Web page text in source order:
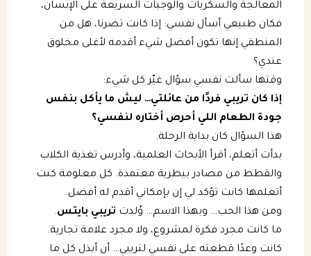
المعالجة والسكريات والوجبات السريعة على الإنسان،
فكان طبيعي أسأل نفسي: إذا كانت تضرنا، هل من
المنطقي إنها تكون أفضل شيء أقدمه لأغلى مخلوق
عندي؟
وقتها سألت نفسي سؤال غيّر كل شيء:
إذا كان تريبي فردًا من عائلتي… ليش ما يأكل بنفس
جودة الطعام اللي أحرص أختاره لنفسي؟
هذا السؤال كان بداية الرحلة.
بدأت أتعلم، أقرأ الأبحاث العلمية، وأدرس تغذية الكلاب
والقطط من مصادر بيطرية معتمدة. كل معلومة كنت
أتعلمها كانت تؤكد لي إن بإمكاني أقدم له أفضل.
ومن هذا الحب… وبهذا الاسم… وُلدت تريبي بايتس.
ما كانت مجرد فكرة لمشروع، ولا مجرد علامة تجارية.
كانت وعدًا قطعته على نفسي لتريبي… أن أبذل كل ما